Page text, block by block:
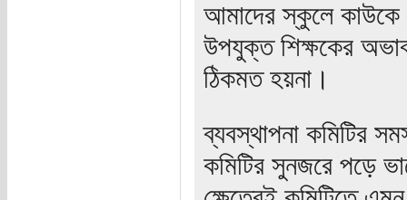
আমাদের স্কুলে কাউকে
উপযুক্ত শিক্ষকের
ঠিকমত হয়না।
ব্যবস্থাপনা কমিটির
কমিটির সুনজরে পড়ে